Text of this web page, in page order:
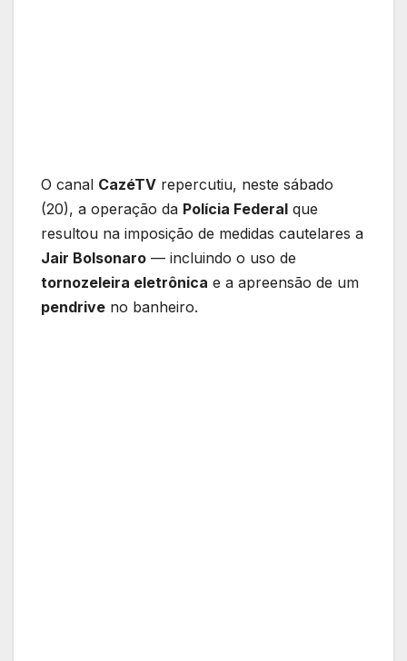
O canal CazéTV repercutiu, neste sábado
(20), a operação da Polícia Federal que
resultou na imposição de medidas cautelares a
Jair Bolsonaro — incluindo o uso de
tornozeleira eletrônica e a apreensão de um
pendrive no banheiro.